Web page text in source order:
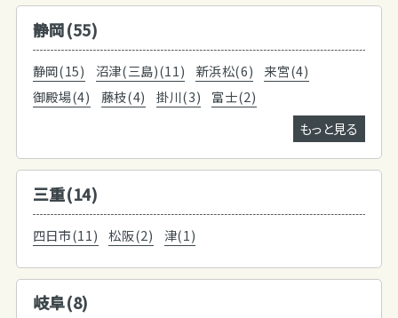
静岡(55)
静岡(15) 沼津(三島)(11) 新浜松(6)
来宮(4)
御殿場(4)
藤枝(4) 掛川(3)
富士(2)
もっと見る
三重(14)
四日市(11) 松阪(2) 津(1)
岐阜(8)